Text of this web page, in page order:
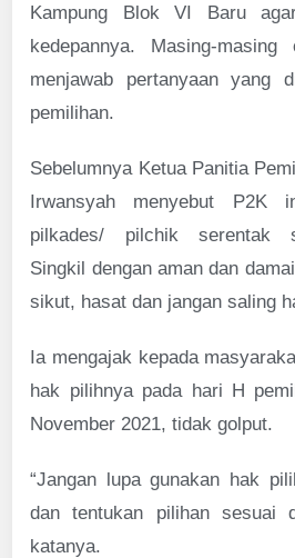
Kampung Blok VI Baru
kedepannya. Masing-
menjawab pertanyaan yang
pemilihan.
Sebelumnya Ketua Panitia
Irwansyah menyebut P2K
pilkades/ pilchik serentak
Singkil dengan aman dan
sikut, hasat dan jangan saling
Ia mengajak kepada
hak pilihnya pada hari H
November 2021, tidak golput.
“Jangan lupa gunakan hak
dan tentukan pilihan sesuai
katanya.